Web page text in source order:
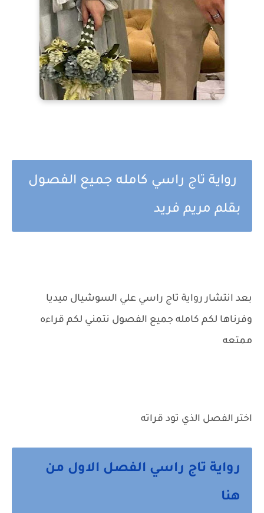
رواية تاج راسي كامله جميع الفصول
بقلم مريم فريد
بعد انتشار رواية تاج راسي علي السوشيال ميديا
وفرناها لكم كامله جميع الفصول نتمني لكم قراءه
ممتعه
اختر الفصل الذي تود قراته
رواية تاج راسي الفصل الاول من
هنا